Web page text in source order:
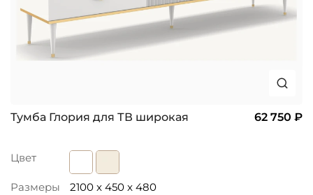
Тумба Глория для ТВ широкая 62 750 ₽
Цвет
Размеры 2100 x 450 x 480